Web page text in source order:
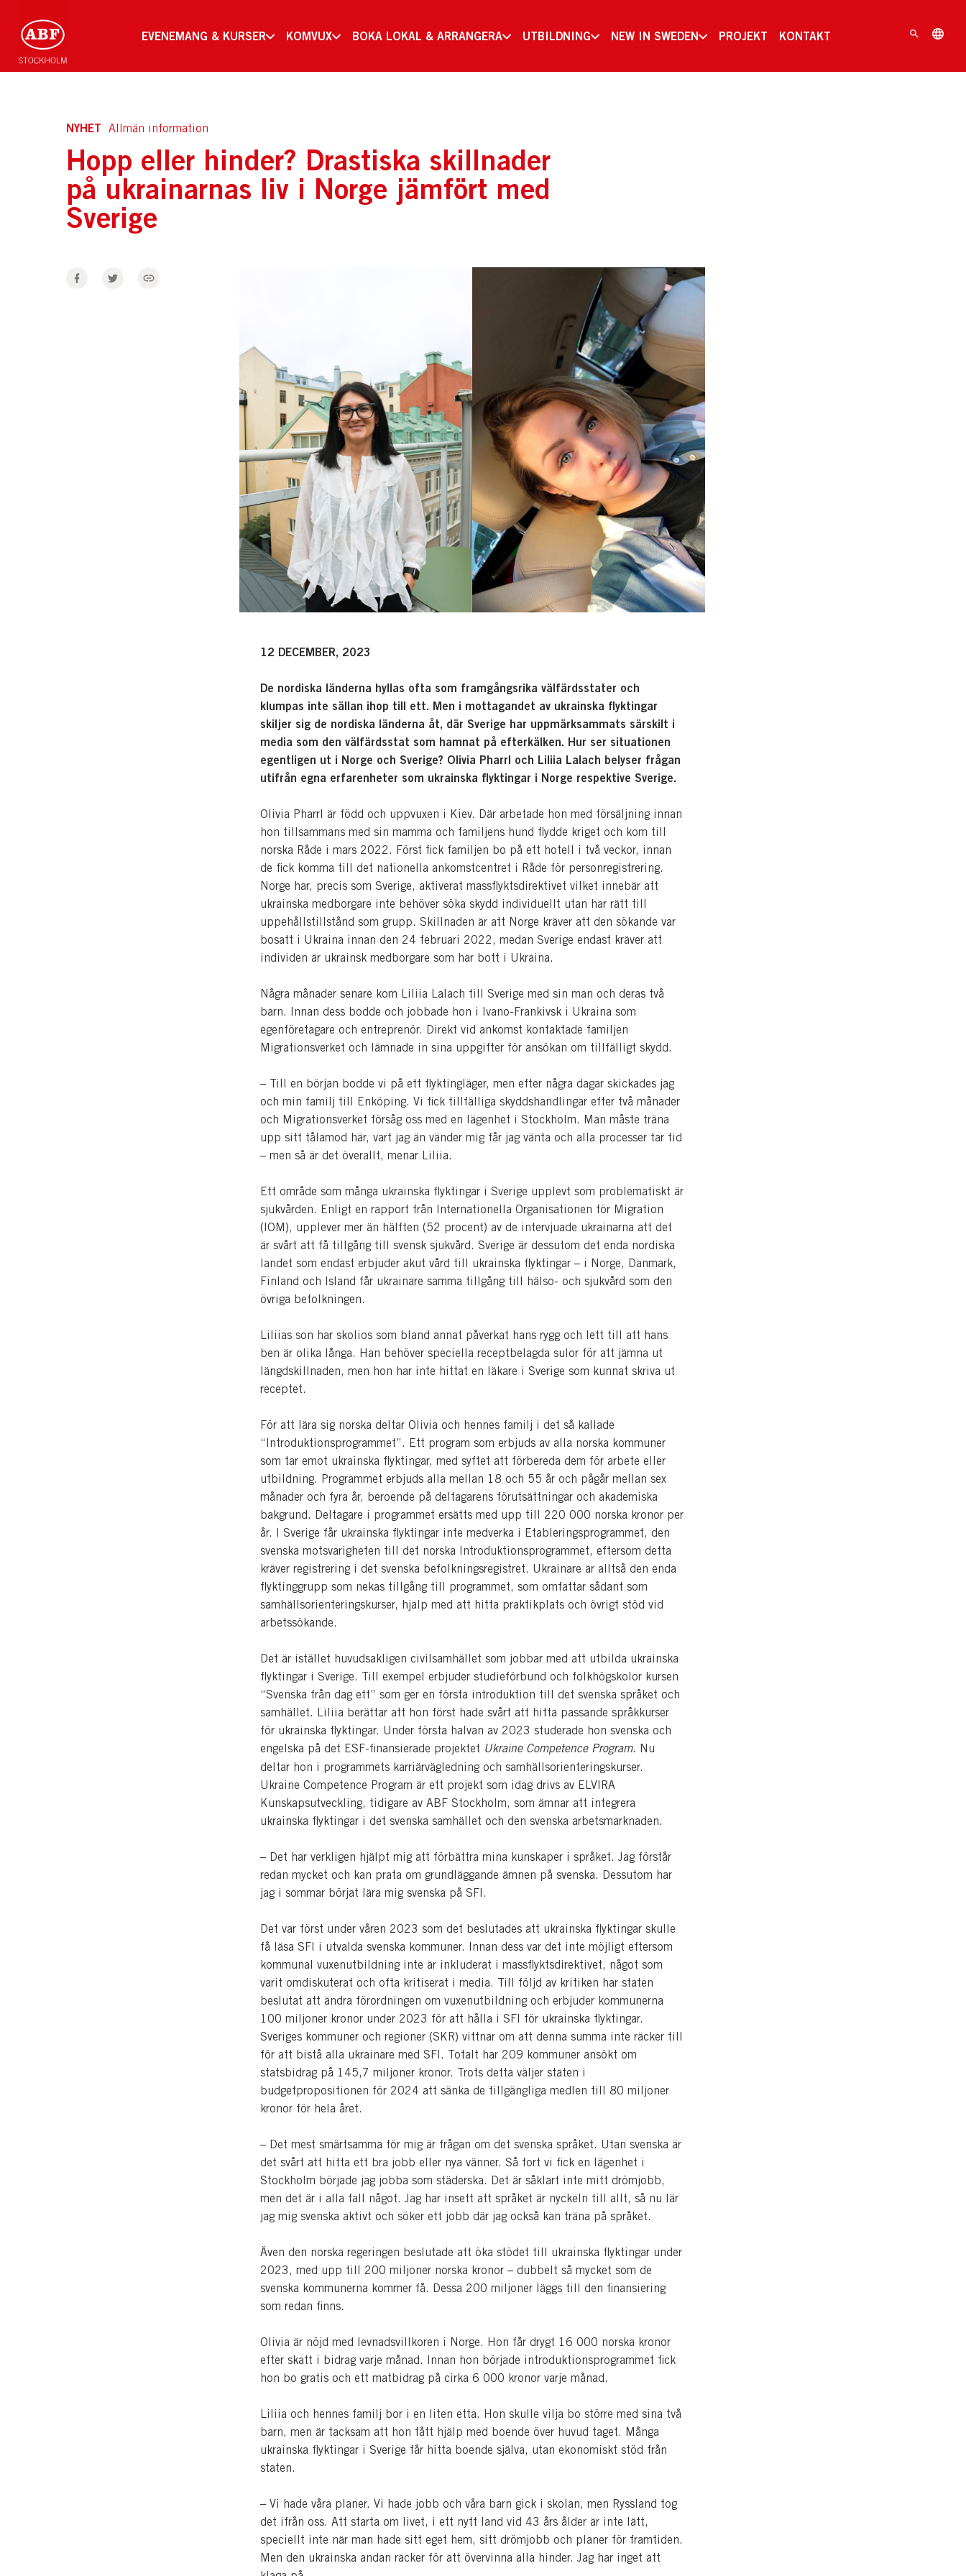
EVENEMANG & KURSER KOMVUX BOKA LOKAL & ARRANGERA UTBILDNING NEW IN SWEDEN PROJEKT KONTAKT
NYHET Allmän information
Hopp eller hinder? Drastiska skillnader
på ukrainarnas liv i Norge jämfört med
Sverige
12 DECEMBER, 2023
De nordiska länderna hyllas ofta som framgångsrika välfärdsstater och
klumpas inte sällan ihop till ett. Men i mottagandet av ukrainska flyktingar
skiljer sig de nordiska länderna åt, där Sverige har uppmärksammats särskilt i
media som den välfärdsstat som hamnat på efterkälken. Hur ser situationen
egentligen ut i Norge och Sverige? Olivia Pharrl och Liliia Lalach belyser frågan
utifrån egna erfarenheter som ukrainska flyktingar i Norge respektive Sverige.
Olivia Pharrl är född och uppvuxen i Kiev. Där arbetade hon med försäljning innan
hon tillsammans med sin mamma och familjens hund flydde kriget och kom till
norska Råde i mars 2022. Först fick familjen bo på ett hotell i två veckor, innan
de fick komma till det nationella ankomstcentret i Råde för personregistrering.
Norge har, precis som Sverige, aktiverat massflyktsdirektivet vilket innebär att
ukrainska medborgare inte behöver söka skydd individuellt utan har rätt till
uppehållstillstånd som grupp. Skillnaden är att Norge kräver att den sökande var
bosatt i Ukraina innan den 24 februari 2022, medan Sverige endast kräver att
individen är ukrainsk medborgare som har bott i Ukraina.
Några månader senare kom Liliia Lalach till Sverige med sin man och deras två
barn. Innan dess bodde och jobbade hon i Ivano-Frankivsk i Ukraina som
egenföretagare och entreprenör. Direkt vid ankomst kontaktade familjen
Migrationsverket och lämnade in sina uppgifter för ansökan om tillfälligt skydd.
– Till en början bodde vi på ett flyktingläger, men efter några dagar skickades jag
och min familj till Enköping. Vi fick tillfälliga skyddshandlingar efter två månader
och Migrationsverket försåg oss med en lägenhet i Stockholm. Man måste träna
upp sitt tålamod här, vart jag än vänder mig får jag vänta och alla processer tar tid
– men så är det överallt, menar Liliia.
Ett område som många ukrainska flyktingar i Sverige upplevt som problematiskt är
sjukvården. Enligt en rapport från Internationella Organisationen för Migration
(IOM), upplever mer än hälften (52 procent) av de intervjuade ukrainarna att det
är svårt att få tillgång till svensk sjukvård. Sverige är dessutom det enda nordiska
landet som endast erbjuder akut vård till ukrainska flyktingar – i Norge, Danmark,
Finland och Island får ukrainare samma tillgång till hälso- och sjukvård som den
övriga befolkningen.
Liliias son har skolios som bland annat påverkat hans rygg och lett till att hans
ben är olika långa. Han behöver speciella receptbelagda sulor för att jämna ut
längdskillnaden, men hon har inte hittat en läkare i Sverige som kunnat skriva ut
receptet.
För att lära sig norska deltar Olivia och hennes familj i det så kallade
“Introduktionsprogrammet”. Ett program som erbjuds av alla norska kommuner
som tar emot ukrainska flyktingar, med syftet att förbereda dem för arbete eller
utbildning. Programmet erbjuds alla mellan 18 och 55 år och pågår mellan sex
månader och fyra år, beroende på deltagarens förutsättningar och akademiska
bakgrund. Deltagare i programmet ersätts med upp till 220 000 norska kronor per
år. I Sverige får ukrainska flyktingar inte medverka i Etableringsprogrammet, den
svenska motsvarigheten till det norska Introduktionsprogrammet, eftersom detta
kräver registrering i det svenska befolkningsregistret. Ukrainare är alltså den enda
flyktinggrupp som nekas tillgång till programmet, som omfattar sådant som
samhällsorienteringskurser, hjälp med att hitta praktikplats och övrigt stöd vid
arbetssökande.
Det är istället huvudsakligen civilsamhället som jobbar med att utbilda ukrainska
flyktingar i Sverige. Till exempel erbjuder studieförbund och folkhögskolor kursen
“Svenska från dag ett” som ger en första introduktion till det svenska språket och
samhället. Liliia berättar att hon först hade svårt att hitta passande språkkurser
för ukrainska flyktingar. Under första halvan av 2023 studerade hon svenska och
engelska på det ESF-finansierade projektet Ukraine Competence Program. Nu
deltar hon i programmets karriärvägledning och samhällsorienteringskurser.
Ukraine Competence Program är ett projekt som idag drivs av ELVIRA
Kunskapsutveckling, tidigare av ABF Stockholm, som ämnar att integrera
ukrainska flyktingar i det svenska samhället och den svenska arbetsmarknaden.
– Det har verkligen hjälpt mig att förbättra mina kunskaper i språket. Jag förstår
redan mycket och kan prata om grundläggande ämnen på svenska. Dessutom har
jag i sommar börjat lära mig svenska på SFI.
Det var först under våren 2023 som det beslutades att ukrainska flyktingar skulle
få läsa SFI i utvalda svenska kommuner. Innan dess var det inte möjligt eftersom
kommunal vuxenutbildning inte är inkluderat i massflyktsdirektivet, något som
varit omdiskuterat och ofta kritiserat i media. Till följd av kritiken har staten
beslutat att ändra förordningen om vuxenutbildning och erbjuder kommunerna
100 miljoner kronor under 2023 för att hålla i SFI för ukrainska flyktingar.
Sveriges kommuner och regioner (SKR) vittnar om att denna summa inte räcker till
för att bistå alla ukrainare med SFI. Totalt har 209 kommuner ansökt om
statsbidrag på 145,7 miljoner kronor. Trots detta väljer staten i
budgetpropositionen för 2024 att sänka de tillgängliga medlen till 80 miljoner
kronor för hela året.
– Det mest smärtsamma för mig är frågan om det svenska språket. Utan svenska är
det svårt att hitta ett bra jobb eller nya vänner. Så fort vi fick en lägenhet i
Stockholm började jag jobba som städerska. Det är såklart inte mitt drömjobb,
men det är i alla fall något. Jag har insett att språket är nyckeln till allt, så nu lär
jag mig svenska aktivt och söker ett jobb där jag också kan träna på språket.
Även den norska regeringen beslutade att öka stödet till ukrainska flyktingar under
2023, med upp till 200 miljoner norska kronor – dubbelt så mycket som de
svenska kommunerna kommer få. Dessa 200 miljoner läggs till den finansiering
som redan finns.
Olivia är nöjd med levnadsvillkoren i Norge. Hon får drygt 16 000 norska kronor
efter skatt i bidrag varje månad. Innan hon började introduktionsprogrammet fick
hon bo gratis och ett matbidrag på cirka 6 000 kronor varje månad.
Liliia och hennes familj bor i en liten etta. Hon skulle vilja bo större med sina två
barn, men är tacksam att hon fått hjälp med boende över huvud taget. Många
ukrainska flyktingar i Sverige får hitta boende själva, utan ekonomiskt stöd från
staten.
– Vi hade våra planer. Vi hade jobb och våra barn gick i skolan, men Ryssland tog
det ifrån oss. Att starta om livet, i ett nytt land vid 43 års ålder är inte lätt,
speciellt inte när man hade sitt eget hem, sitt drömjobb och planer för framtiden.
Men den ukrainska andan räcker för att övervinna alla hinder. Jag har inget att